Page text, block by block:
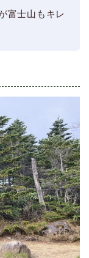
富士山もキレ